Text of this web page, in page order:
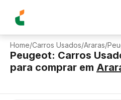
Home/Carros Usados/Araras/
Peugeot: Carros
para comprar em